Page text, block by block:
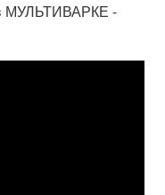
МУЛЬТИВАРКЕ -